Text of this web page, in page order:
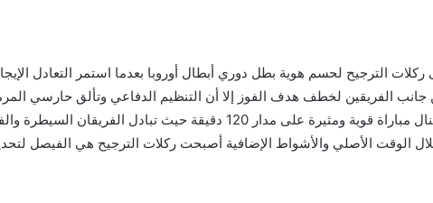
الفريقين لخطف هدف الفوز إلا أن التنظيم الدفاعي وتألق حارسي
صافرة النهاية، وقدم باريس سان جيرمان وأرسنال مباراة قوية ومثيرة
الوقت الأصلي والأشواط الإضافية أصبحت ركلات الترجيح هي الفيصل